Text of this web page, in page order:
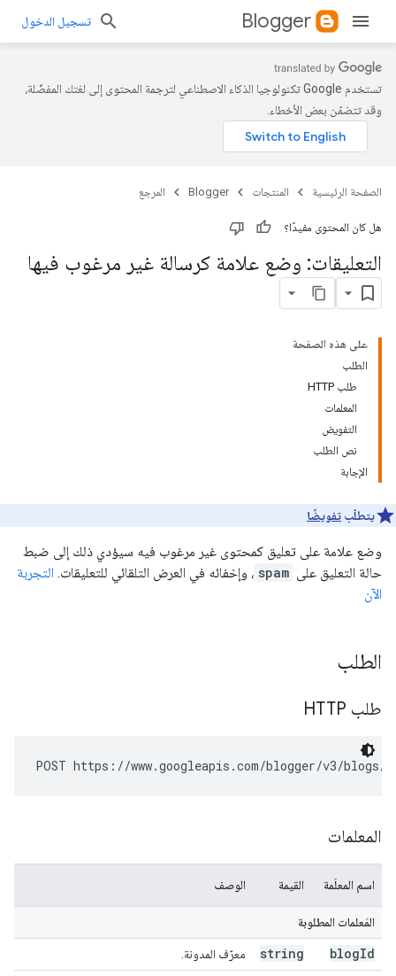
Blogger تسجيل الدخول
تستخدم Google تكنولوجيا الذكاء الاصطناعي لترجمة المحتوى إلى لغتك المفضّلة،
وقد تتضمّن بعض الأخطاء.
الصفحة الرئيسية المنتجات Blogger المرجع
هل كان المحتوى مفيدًا؟
التعليقات: وضع علامة كرسالة غير مرغوب فيها
على هذه الصفحة
الطلب
طلب HTTP
المعلمات
التفويض
نص الطلب
الإجابة
يتطلّب تفويضًا
وضع علامة على تعليق كمحتوى غير مرغوب فيه سيؤدي ذلك إلى ضبط
حالة التعليق على spam ، وإخفائه في العرض التلقائي للتعليقات. التجربة
الآن
الطلب
طلب HTTP
POST https://www.googleapis.com/blogger/v3/blogs/
المعلمات
اسم المعلَمة القيمة الوصف
المَعلمات المطلوبة
blogId
string معرّف المدونة.